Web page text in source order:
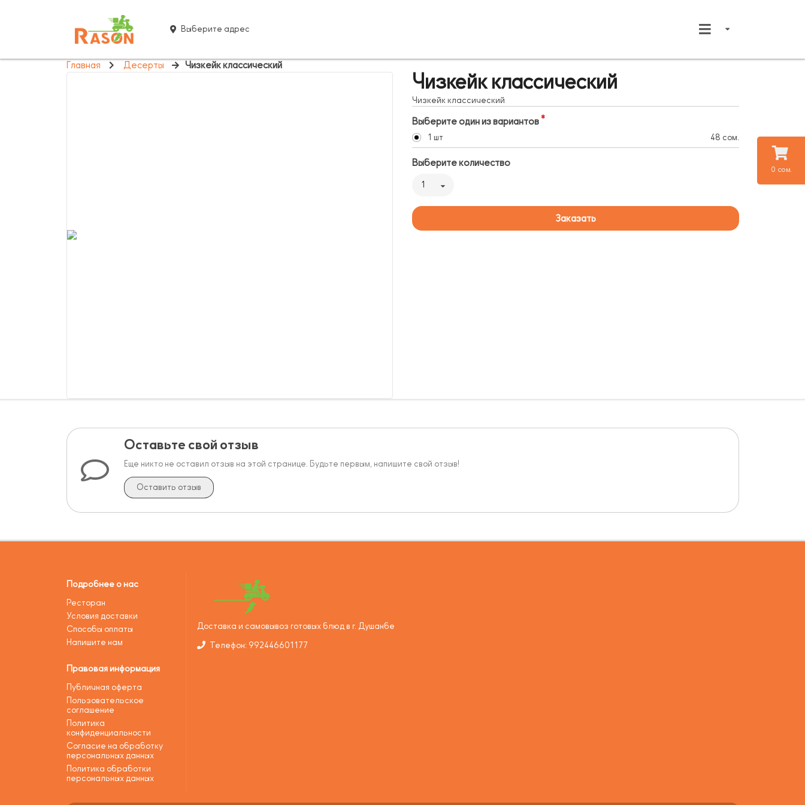
0 сом.
Выберите адрес
Главная Десерты Чизкейк классический
Чизкейк классический
Чизкейк классический
Выберите один из вариантов
1 шт 48 сом.
Выберите количество
1
Заказать
Оставьте свой отзыв
Еще никто не оставил отзыв на этой странице. Будьте первым, напишите свой отзыв!
Оставить отзыв
Подробнее о нас
Ресторан
Условия доставки
Способы оплаты
Напишите нам
Правовая информация
Публичная оферта
Пользовательское
соглашение
Политика
конфиденциальности
Согласие на обработку
персональных данных
Политика обработки
персональных данных
Доставка и самовывоз готовых блюд в г. Душанбе
Телефон: 992446601177